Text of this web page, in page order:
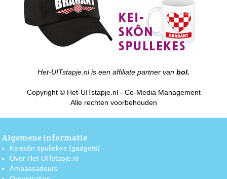
Het-UITstapje.nl is een affiliate partner van bol.
Copyright © Het-UITstapje.nl - Co-Media Management
Alle rechten voorbehouden
Algemene informatie
Keiskôn spullekes (gadgets)
Over Het-UITstapje.nl
Ambassadeurs